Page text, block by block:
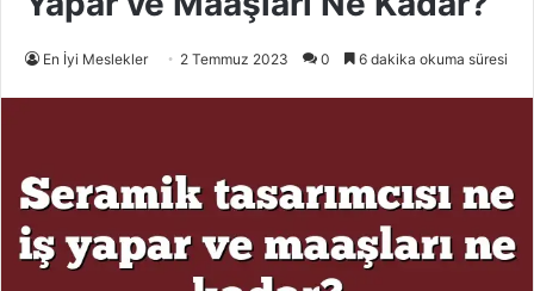
En İyi Meslekler 2 Temmuz 2023 0 6 dakika okuma süresi